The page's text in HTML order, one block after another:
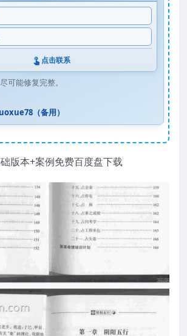
点击联系
可能修复完整。
（备用）
版本+案例免费百度盘下载